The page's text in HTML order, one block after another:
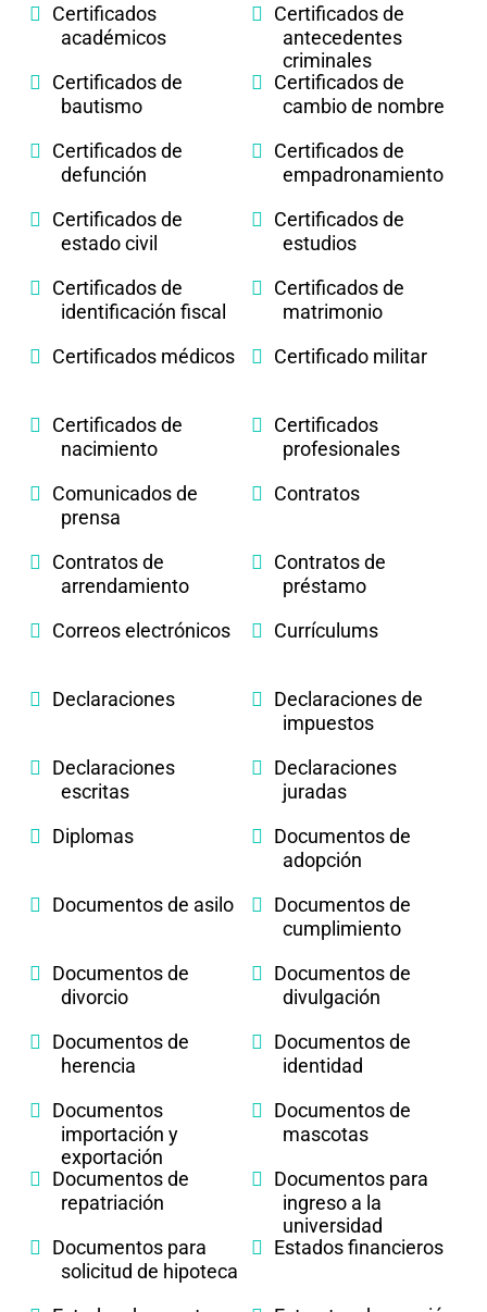
Certificados
académicos
Certificados de
antecedentes
criminales
Certificados de
bautismo
Certificados de
cambio de nombre
Certificados de
defunción
Certificados de
empadronamiento
Certificados de
estado civil
Certificados de
estudios
Certificados de
identificación fiscal
Certificados de
matrimonio
Certificados médicos
Certificado militar
Certificados de
nacimiento
Certificados
profesionales
Comunicados de
prensa
Contratos
Contratos de
arrendamiento
Contratos de
préstamo
Correos electrónicos
Currículums
Declaraciones
Declaraciones de
impuestos
Declaraciones
escritas
Declaraciones
juradas
Diplomas
Documentos de
adopción
Documentos de asilo
Documentos de
cumplimiento
Documentos de
divorcio
Documentos de
divulgación
Documentos de
herencia
Documentos de
identidad
Documentos
importación y
exportación
Documentos de
mascotas
Documentos de
repatriación
Documentos para
ingreso a la
universidad
Documentos para
solicitud de hipoteca
Estados financieros